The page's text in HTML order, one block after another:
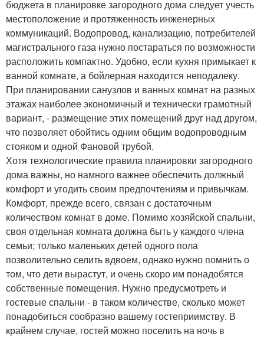
бюджета в планировке загородного дома следует учесть
местоположение и протяженность инженерных
коммуникаций. Водопровод, канализацию, потребителей
магистрального газа нужно постараться по возможности
расположить компактно. Удобно, если кухня примыкает к
ванной комнате, а бойлерная находится неподалеку.
При планировании санузлов и ванных комнат на разных
этажах наиболее экономичный и технически грамотный
вариант, - размещение этих помещений друг над другом,
что позволяет обойтись одним общим водопроводным
стояком и одной Фановой трубой.
Хотя технологические правила планировки загородного
дома важны, но намного важнее обеспечить должный
комфорт и угодить своим предпочтениям и привычкам.
Комфорт, прежде всего, связан с достаточным
количеством комнат в доме. Помимо хозяйской спальни,
своя отдельная комната должна быть у каждого члена
семьи; только маленьких детей одного пола
позволительно селить вдвоем, однако нужно помнить о
том, что дети вырастут, и очень скоро им понадобятся
собственные помещения. Нужно предусмотреть и
гостевые спальни - в таком количестве, сколько может
понадобиться сообразно вашему гостеприимству. В
крайнем случае, гостей можно поселить на ночь в